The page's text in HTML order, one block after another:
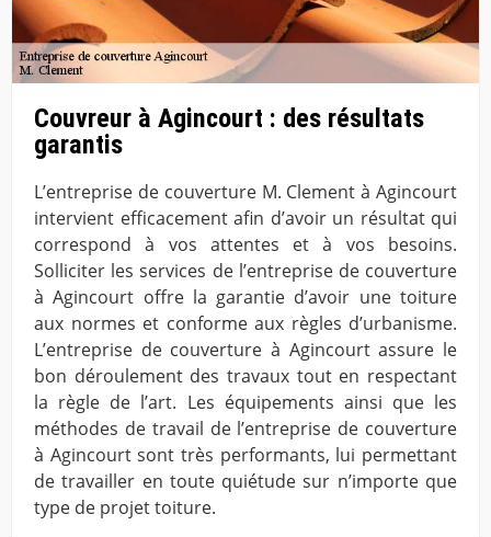
Couvreur à Agincourt : des résultats
garantis
L’entreprise de couverture M. Clement à Agincourt
intervient efficacement afin d’avoir un résultat qui
correspond à vos attentes et à vos besoins.
Solliciter les services de l’entreprise de couverture
à Agincourt offre la garantie d’avoir une toiture
aux normes et conforme aux règles d’urbanisme.
L’entreprise de couverture à Agincourt assure le
bon déroulement des travaux tout en respectant
la règle de l’art. Les équipements ainsi que les
méthodes de travail de l’entreprise de couverture
à Agincourt sont très performants, lui permettant
de travailler en toute quiétude sur n’importe que
type de projet toiture.